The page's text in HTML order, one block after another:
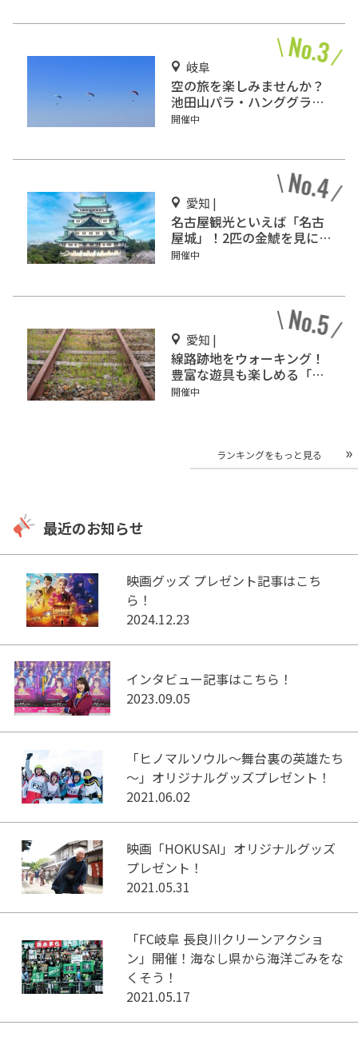
岐阜
空の旅を楽しみませんか？
池田山パラ・ハンググライ
ダー発進基地をご紹介！
開催中
愛知 |
名古屋観光といえば「名古
屋城」！2匹の金鯱を見に
行こう
開催中
愛知 |
線路跡地をウォーキング！
豊富な遊具も楽しめる「碧
南レールパーク」
開催中
ランキングをもっと見る
最近のお知らせ
映画グッズ プレゼント記事はこち
ら！
2024.12.23
インタビュー記事はこちら！
2023.09.05
「ヒノマルソウル～舞台裏の英雄たち
～」オリジナルグッズプレゼント！
2021.06.02
映画「HOKUSAI」オリジナルグッズ
プレゼント！
2021.05.31
「FC岐阜 長良川クリーンアクショ
ン」開催！海なし県から海洋ごみをな
くそう！
2021.05.17